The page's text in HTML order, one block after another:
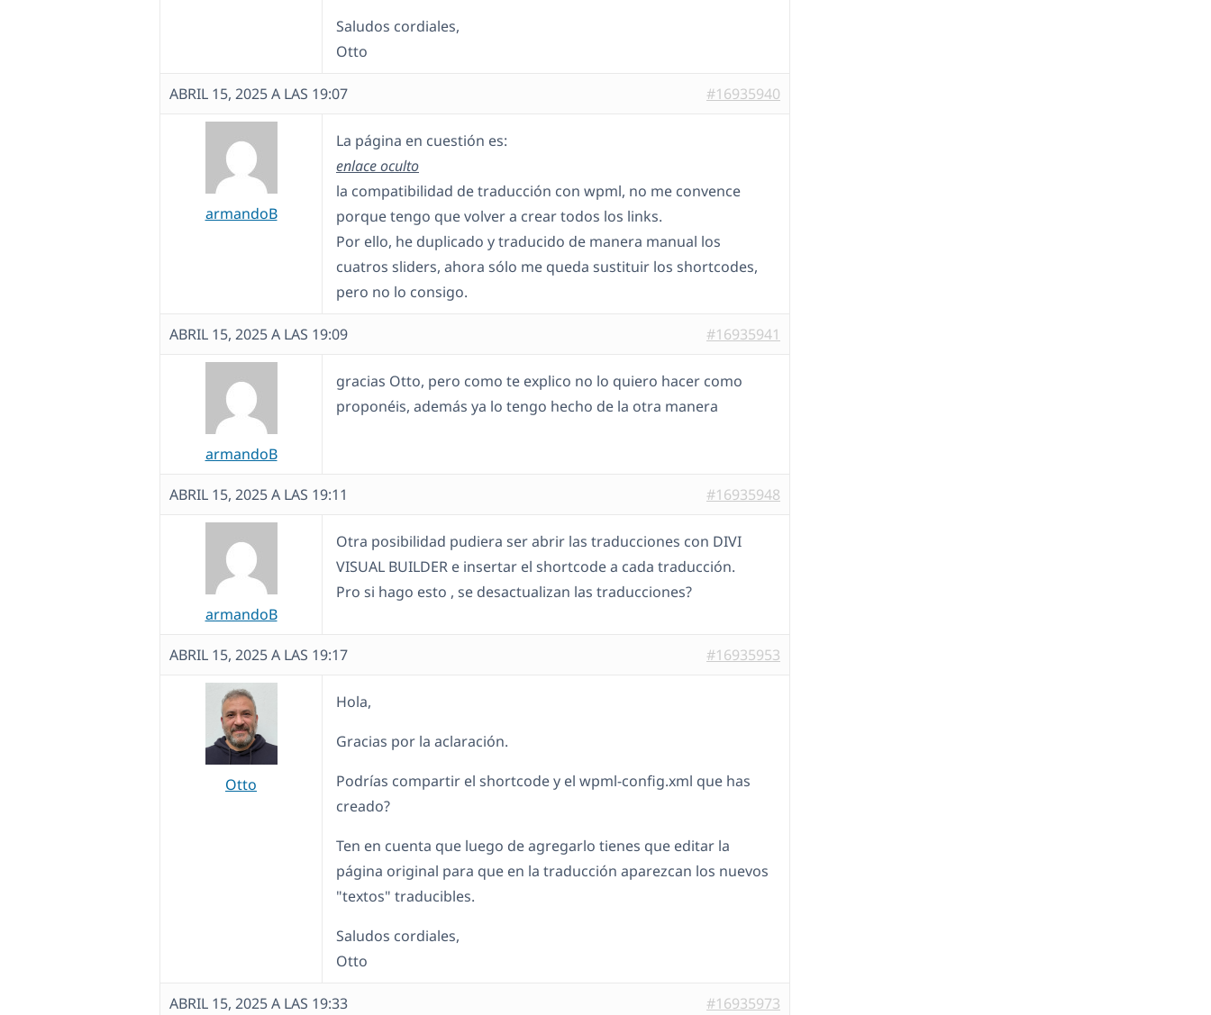
Saludos cordiales,
Otto
ABRIL 15, 2025 A LAS 19:07 #16935940
armandoB
La página en cuestión es:
enlace oculto
la compatibilidad de traducción con wpml, no me convence
porque tengo que volver a crear todos los links.
Por ello, he duplicado y traducido de manera manual los
cuatros sliders, ahora sólo me queda sustituir los shortcodes,
pero no lo consigo.
ABRIL 15, 2025 A LAS 19:09 #16935941
armandoB
gracias Otto, pero como te explico no lo quiero hacer como
proponéis, además ya lo tengo hecho de la otra manera
ABRIL 15, 2025 A LAS 19:11 #16935948
armandoB
Otra posibilidad pudiera ser abrir las traducciones con DIVI
VISUAL BUILDER e insertar el shortcode a cada traducción.
Pro si hago esto , se desactualizan las traducciones?
ABRIL 15, 2025 A LAS 19:17 #16935953
Otto
Hola,
Gracias por la aclaración.
Podrías compartir el shortcode y el wpml-config.xml que has
creado?
Ten en cuenta que luego de agregarlo tienes que editar la
página original para que en la traducción aparezcan los nuevos
"textos" traducibles.
Saludos cordiales,
Otto
ABRIL 15, 2025 A LAS 19:33 #16935973